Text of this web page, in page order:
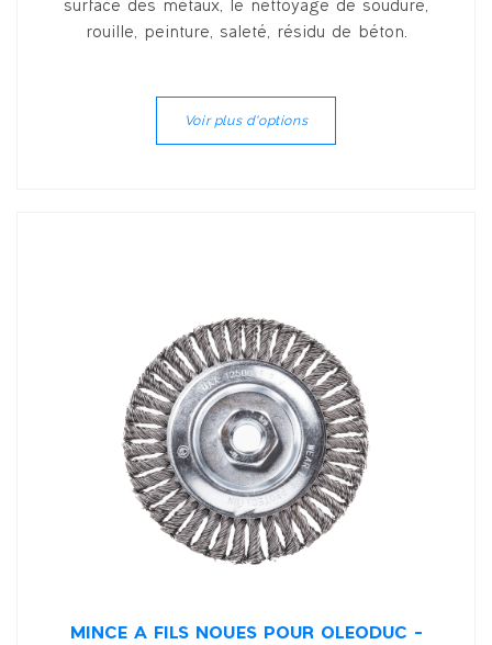
surface des métaux, le nettoyage de soudure,
rouille, peinture, saleté, résidu de béton.
Voir plus d'options
MINCE À FILS NOUÉS POUR OLÉODUC –